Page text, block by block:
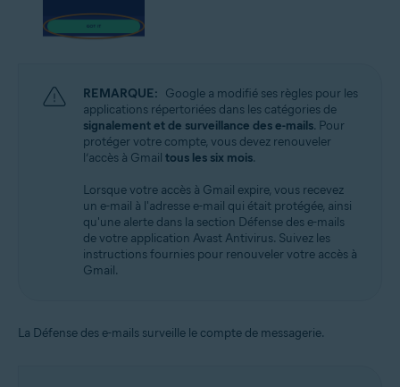
REMARQUE: Google a modifié ses règles pour les
applications répertoriées dans les catégories de
signalement et de surveillance des e-mails. Pour
protéger votre compte, vous devez renouveler
l’accès à Gmail tous les six mois.
Lorsque votre accès à Gmail expire, vous recevez
un e-mail à l'adresse e-mail qui était protégée, ainsi
qu'une alerte dans la section Défense des e-mails
de votre application Avast Antivirus. Suivez les
instructions fournies pour renouveler votre accès à
Gmail.
La Défense des e-mails surveille le compte de messagerie.